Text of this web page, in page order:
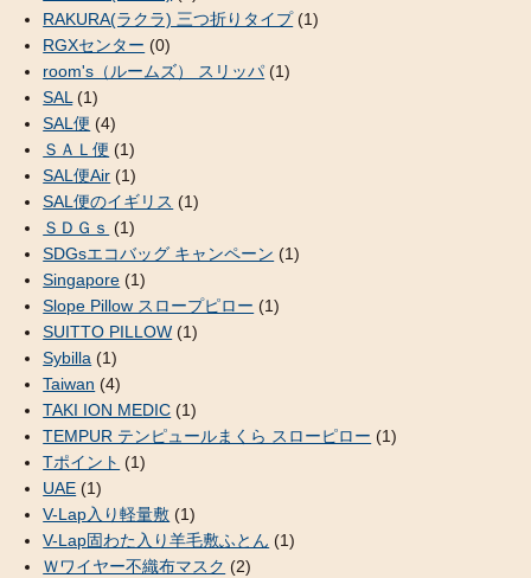
RAKURA(ラクラ) 三つ折りタイプ(1)
RGXセンター (0)
room's（ルームズ） スリッパ (1)
SAL (1)
SAL便 (4)
ＳＡＬ便 (1)
SAL便Air (1)
SAL便のイギリス (1)
ＳＤＧｓ (1)
SDGsエコバッグ キャンペーン (1)
Singapore (1)
Slope Pillow スロープピロー (1)
SUITTO PILLOW (1)
Sybilla (1)
Taiwan (4)
TAKI ION MEDIC (1)
TEMPUR テンピュールまくら スローピロー (1)
Tポイント (1)
UAE (1)
V-Lap入り軽量敷 (1)
V-Lap固わた入り羊毛敷ふとん (1)
Ｗワイヤー不織布マスク (2)